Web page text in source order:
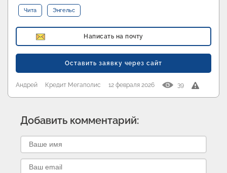
Чита Энгельс
Написать на почту
Оставить заявку через сайт
Андрей Кредит Мегаполис 12 февраля 2026 39
Добавить комментарий: